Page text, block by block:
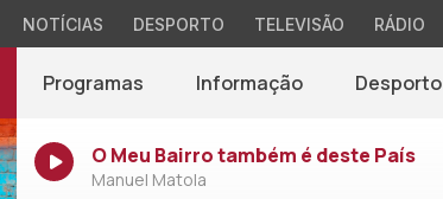
NOTÍCIAS DESPORTO TELEVISÃO RÁDIO
Programas Informação Desporto
O Meu Bairro também é deste País
Manuel Matola